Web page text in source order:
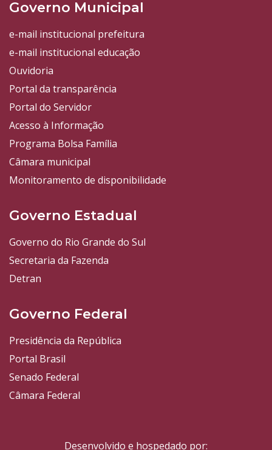
Governo Municipal
e-mail institucional prefeitura
e-mail institucional educação
Ouvidoria
Portal da transparência
Portal do Servidor
Acesso à Informação
Programa Bolsa Família
Câmara municipal
Monitoramento de disponibilidade
Governo Estadual
Governo do Rio Grande do Sul
Secretaria da Fazenda
Detran
Governo Federal
Presidência da República
Portal Brasil
Senado Federal
Câmara Federal
Desenvolvido e hospedado por: